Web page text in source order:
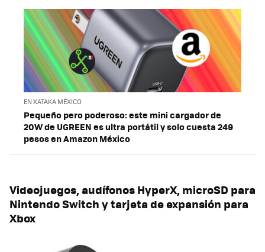
EN XATAKA MÉXICO
Pequeño pero poderoso: este mini cargador de
20W de UGREEN es ultra portátil y solo cuesta 249
pesos en Amazon México
Videojuegos, audífonos HyperX, microSD para
Nintendo Switch y tarjeta de expansión para
Xbox